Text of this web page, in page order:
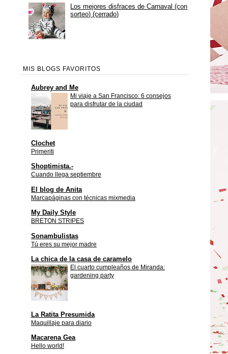
Los mejores disfraces de Carnaval (con
sorteo) (cerrado)
MIS BLOGS FAVORITOS
Aubrey and Me
Mi viaje a San Francisco: 6 consejos
para disfrutar de la ciudad
Clochet
Primeriti
Shoptimista.-
Cuando llega septiembre
El blog de Anita
Marcapáginas con técnicas mixmedia
My Daily Style
BRETON STRIPES
Sonambulistas
Tú eres su mejor madre
La chica de la casa de caramelo
El cuarto cumpleaños de Miranda:
gardening party
La Ratita Presumida
Maquillaje para diario
Macarena Gea
Hello world!